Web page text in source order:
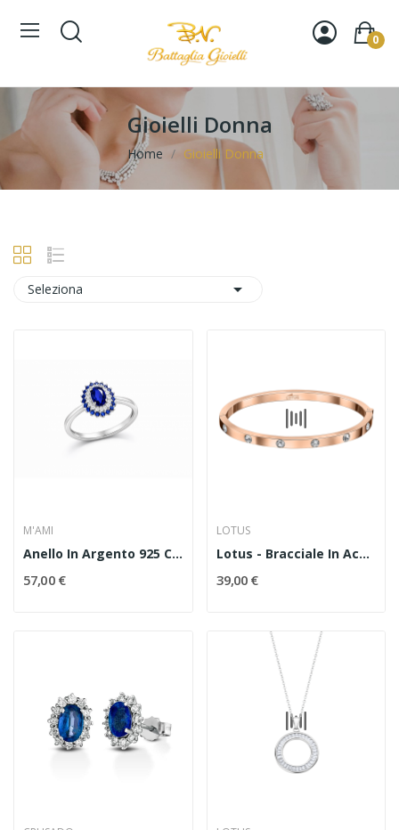
0
Gioielli Donna
Home Gioielli Donna
Seleziona 
M'AMI
Anello In Argento 925 Con Pietre Blu Zaffiro
57,00 €
LOTUS
Lotus - Bracciale In Acciaio Codice LS1846/2/3
39,00 €